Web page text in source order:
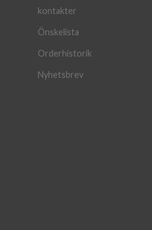
kontakter
Önskelista
Orderhistorik
Nyhetsbrev